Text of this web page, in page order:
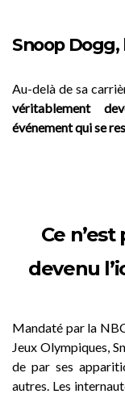
Snoop
Au-delà de sa
véritablement
événement qui se
Ce
devenu
Mandaté par la
Jeux Olympiques,
de par ses
autres. Les